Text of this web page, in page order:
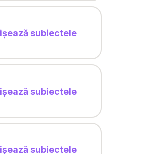
subiectele
subiectele
subiectele